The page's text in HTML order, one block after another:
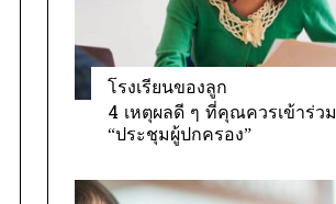
โรงเรียนของลูก
4 เหตุผลดี ๆ ที่คุณควรเข้าร่วม
“ประชุมผู้ปกครอง”